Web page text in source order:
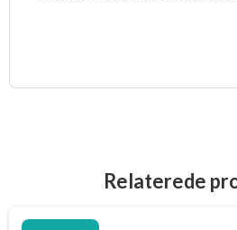
Relaterede